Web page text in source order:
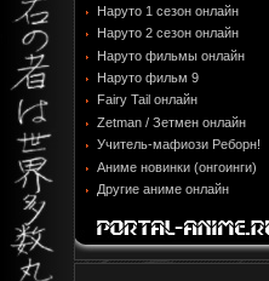
Наруто 1 сезон онлайн
Наруто 2 сезон онлайн
Наруто фильмы онлайн
Наруто фильм 9
Fairy Tail онлайн
Zetman / Зетмен онлайн
Учитель-мафиози Реборн!
Аниме новинки (онгоинги)
Другие аниме онлайн